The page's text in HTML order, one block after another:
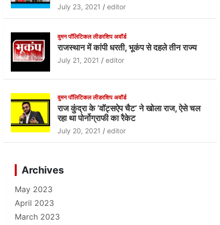
July 23, 2021 editor
वुमन पॉलिटिकल लीडरशिप अवॉर्ड
राजस्थान में कांपी धरती, भूकंप से दहले तीन राज्य
July 21, 2021 editor
वुमन पॉलिटिकल लीडरशिप अवॉर्ड
राज कुंद्रा के ‘वॉट्सऐप चैट’ ने खोला राज, ऐसे चल
रहा था पोर्नोग्राफी का रैकेट
July 20, 2021 editor
Archives
May 2023
April 2023
March 2023